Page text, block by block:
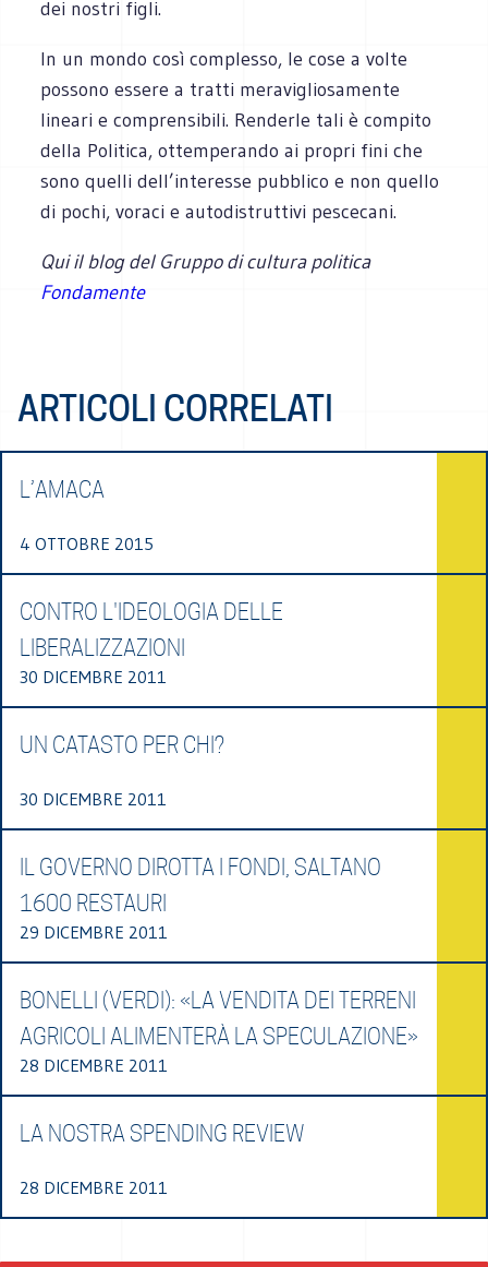
dei nostri figli.
In un mondo così complesso, le cose a volte
possono essere a tratti meravigliosamente
lineari e comprensibili. Renderle tali è compito
della Politica, ottemperando ai propri fini che
sono quelli dell’interesse pubblico e non quello
di pochi, voraci e autodistruttivi pescecani.
Qui il blog del Gruppo di cultura politica
Fondamente
ARTICOLI CORRELATI
L’AMACA
4 OTTOBRE 2015
CONTRO L'IDEOLOGIA DELLE
LIBERALIZZAZIONI
30 DICEMBRE 2011
UN CATASTO PER CHI?
30 DICEMBRE 2011
IL GOVERNO DIROTTA I FONDI, SALTANO
1600 RESTAURI
29 DICEMBRE 2011
BONELLI (VERDI): «LA VENDITA DEI TERRENI
AGRICOLI ALIMENTERÀ LA SPECULAZIONE»
28 DICEMBRE 2011
LA NOSTRA SPENDING REVIEW
28 DICEMBRE 2011